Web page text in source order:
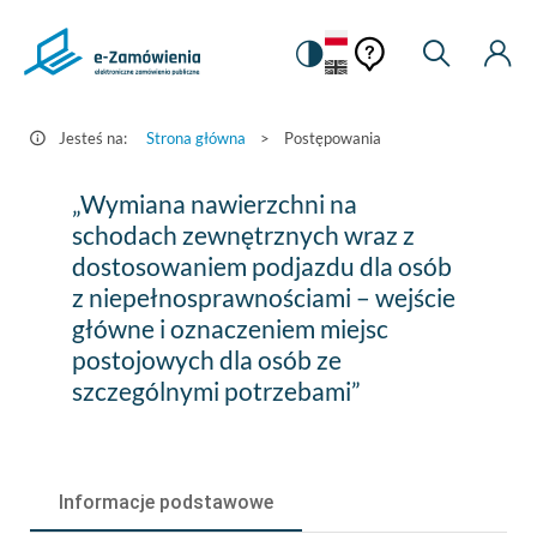
Postępowania
Zamówienia.gov.pl
Zmiana
na
kontrastową
Pomoc
kontekstowa
Pomoc
Moje
Jesteś na: Strona główna > Postępowania
„Wymiana
nawierzchni
schodach
zewnętrznych
wraz
podjazdu
„Wymiana nawierzchni na
schodach zewnętrznych wraz z
dostosowaniem podjazdu dla osób
z niepełnosprawnościami – wejście
główne i oznaczeniem miejsc
postojowych dla osób ze
szczególnymi potrzebami”
Informacje podstawowe